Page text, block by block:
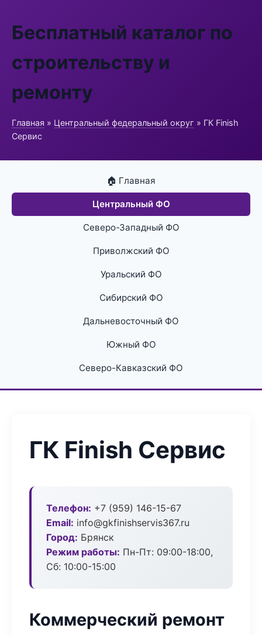
Бесплатный каталог по
строительству и
ремонту
Главная » Центральный федеральный округ » ГК Finish
Сервис
🏠 Главная
Центральный ФО
Северо-Западный ФО
Приволжский ФО
Уральский ФО
Сибирский ФО
Дальневосточный ФО
Южный ФО
Северо-Кавказский ФО
ГК Finish Сервис
Телефон: +7 (959) 146-15-67
Email: info@gkfinishservis367.ru
Город: Брянск
Режим работы: Пн-Пт: 09:00-18:00,
Сб: 10:00-15:00
Коммерческий ремонт